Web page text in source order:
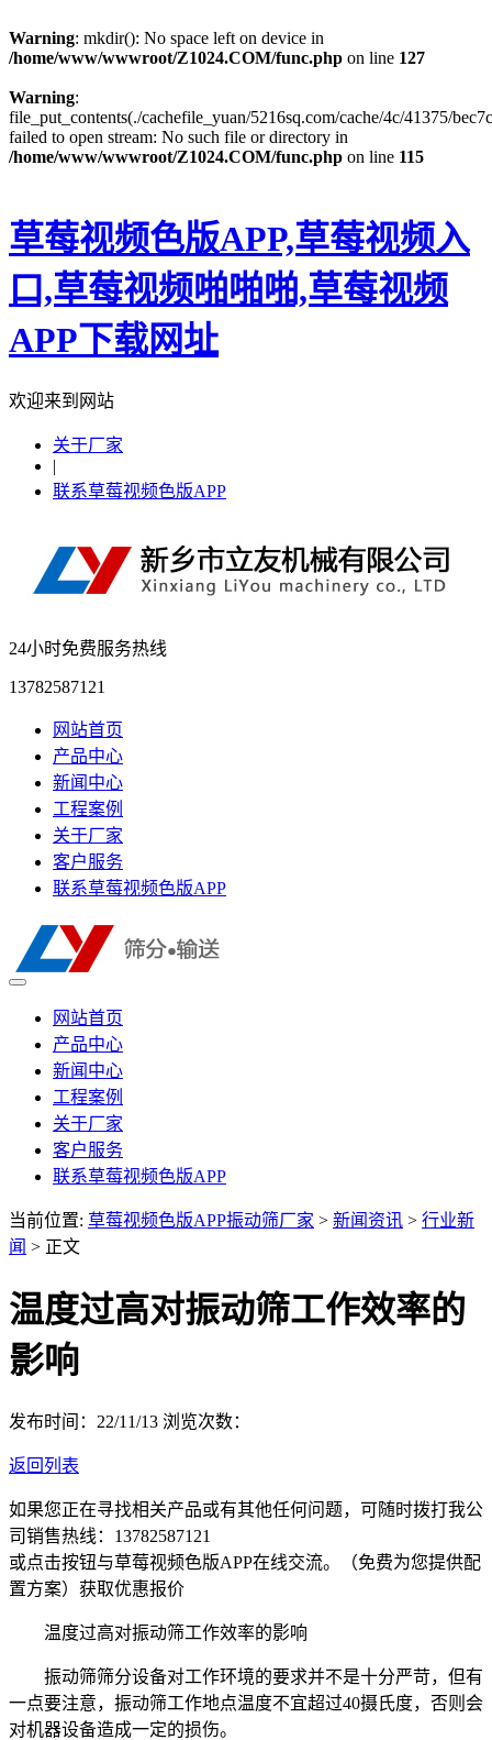
Warning: mkdir(): No space left on device in
/home/www/wwwroot/Z1024.COM/func.php on line 127
Warning:
file_put_contents(./cachefile_yuan/5216sq.com/cache/4c/41375/
failed to open stream: No such file or directory in
/home/www/wwwroot/Z1024.COM/func.php on line 115
草莓视频色版APP,草莓视频入
口,草莓视频啪啪啪,草莓视频
APP下载网址
欢迎来到网站
关于厂家
|
联系草莓视频色版APP
24小时免费服务热线
13782587121
网站首页
产品中心
新闻中心
工程案例
关于厂家
客户服务
联系草莓视频色版APP
网站首页
产品中心
新闻中心
工程案例
关于厂家
客户服务
联系草莓视频色版APP
当前位置: 草莓视频色版APP振动筛厂家 > 新闻资讯 > 行业新
闻 > 正文
温度过高对振动筛工作效率的
影响
发布时间：22/11/13 浏览次数：
返回列表
如果您正在寻找相关产品或有其他任何问题，可随时拨打我公
司销售热线： 13782587121
或点击按钮与草莓视频色版APP在线交流。（免费为您提供配
置方案） 获取优惠报价
温度过高对振动筛工作效率的影响
振动筛筛分设备对工作环境的要求并不是十分严苛，但有
一点要注意，振动筛工作地点温度不宜超过40摄氏度，否则会
对机器设备造成一定的损伤。